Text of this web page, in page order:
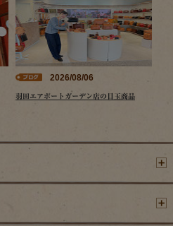
2026/08/06
羽田エアポートガーデン店の目玉商品